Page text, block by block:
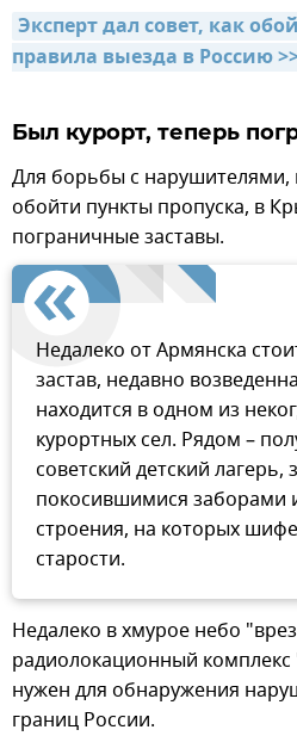
Эксперт дал совет, как
правила выезда в Россию
Был курорт, теперь
Для борьбы с нарушителями,
обойти пункты пропуска, в
пограничные заставы.
Недалеко от Армянска
застав, недавно
находится в одном из
курортных сел. Рядом –
советский детский
покосившимися заборами
строения, на которых
старости.
Недалеко в хмурое небо
радиолокационный комплекс
нужен для обнаружения
границ России.